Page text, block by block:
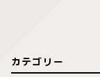
カテゴリー